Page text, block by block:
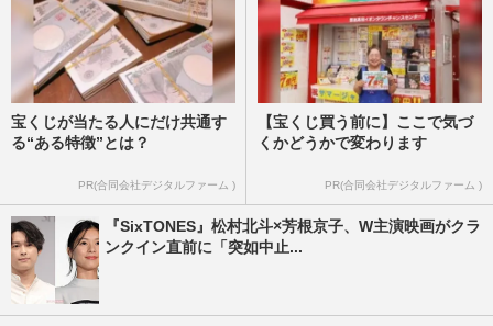
宝くじが当たる人にだけ共通す
る“ある特徴”とは？
PR(合同会社デジタルファーム )
【宝くじ買う前に】ここで気づ
くかどうかで変わります
PR(合同会社デジタルファーム )
『SixTONES』松村北斗×芳根京子、W主演映画がクラ
ンクイン直前に「突如中止...